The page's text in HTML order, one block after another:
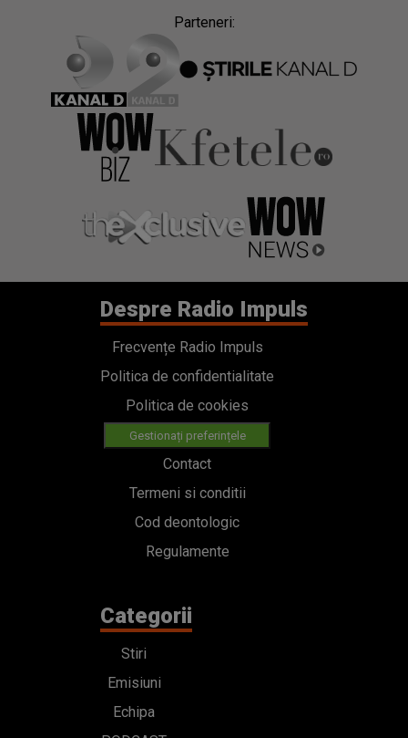
Parteneri:
Despre Radio Impuls
Frecvențe Radio Impuls
Politica de confidentialitate
Politica de cookies
Gestionați preferințele
Contact
Termeni si conditii
Cod deontologic
Regulamente
Categorii
Stiri
Emisiuni
Echipa